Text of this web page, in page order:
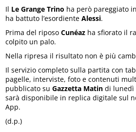
Il Le Grange Trino ha però pareggiato
ha battuto l’esordienteAlessi.
Prima del riposoCunéaz ha sfiorato il
colpito un palo.
Nella ripresa il risultato non è più
Il servizio completo sulla partita con
pagelle, interviste, foto e contenuti
pubblicato suGazzetta Matin di lunedì
sarà disponibile in replica digitale sul
App.
(d.p.)